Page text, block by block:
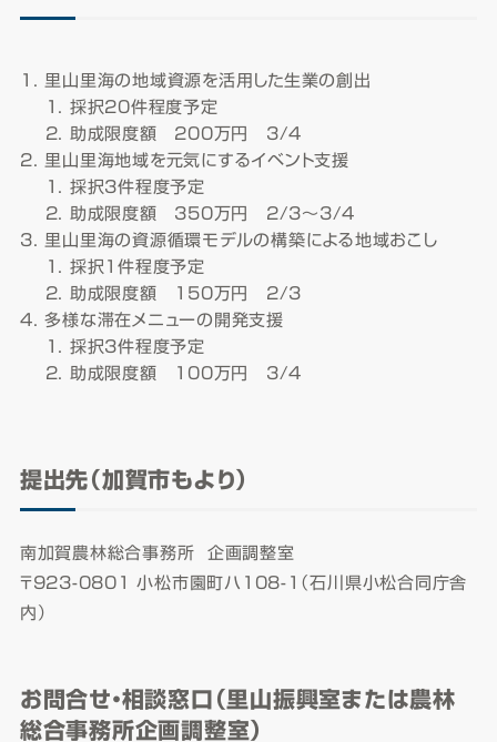
里山里海の地域資源を活用した生業の創出
採択20件程度予定
助成限度額 200万円 3/4
里山里海地域を元気にするイベント支援
採択3件程度予定
助成限度額 350万円 2/3～3/4
里山里海の資源循環モデルの構築による地域おこし
採択1件程度予定
助成限度額 150万円 2/3
多様な滞在メニューの開発支援
採択3件程度予定
助成限度額 100万円 3/4
提出先（加賀市もより）
南加賀農林総合事務所 企画調整室
〒923-0801 小松市園町ハ108-1（石川県小松合同庁舎
内）
お問合せ・相談窓口（里山振興室または農林
総合事務所企画調整室）